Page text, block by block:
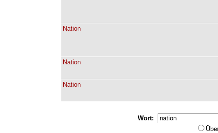
Nation
Nation
Nation
Wort: